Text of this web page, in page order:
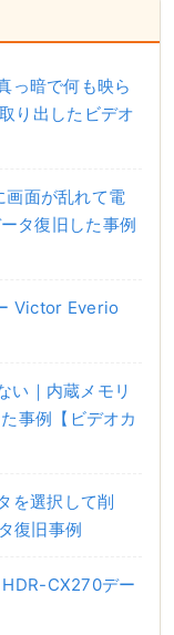
っ暗で何も映ら
り出したビデオ
面が乱れて電
タ復旧した事例
Victor Everio
｜内蔵メモリ
事例【ビデオカ
を選択して削
復旧事例
CX270デー